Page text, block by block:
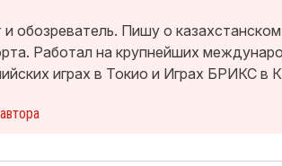
обозреватель. Пишу о
Работал на крупнейших
играх в Токио и Играх БРИКС в